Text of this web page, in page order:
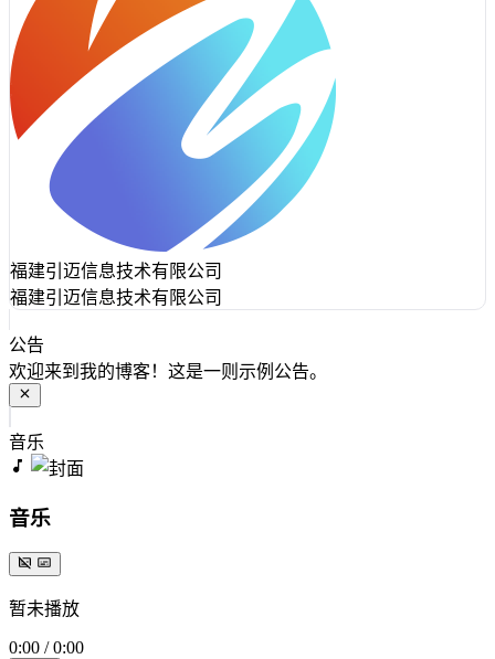
福建引迈信息技术有限公司
福建引迈信息技术有限公司
公告
欢迎来到我的博客！这是一则示例公告。
音乐
音乐
暂未播放
0:00 / 0:00